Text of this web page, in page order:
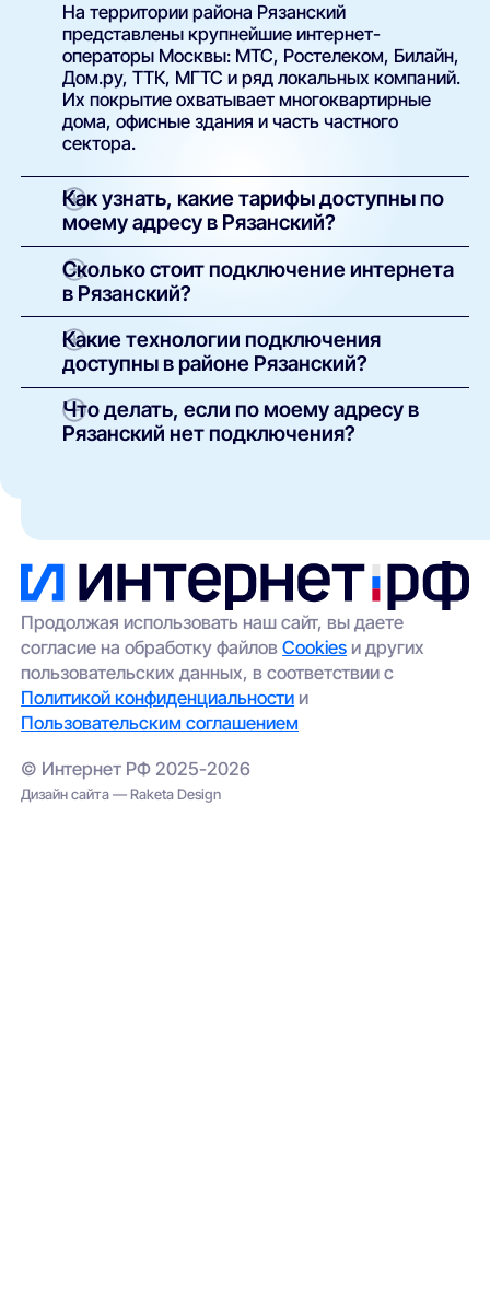
На территории района Рязанский
представлены крупнейшие интернет-
операторы Москвы: МТС, Ростелеком, Билайн,
Дом.ру, ТТК, МГТС и ряд локальных компаний.
Их покрытие охватывает многоквартирные
дома, офисные здания и часть частного
сектора.
Как узнать, какие тарифы доступны по
моему адресу в Рязанский?
Просто введите точный адрес (улицу и номер
дома) в поиске на нашем сайте. Система
покажет полный список доступных интернет-
провайдеров и тарифов с указанием скорости,
стоимости, наличия ТВ и условий подключения.
Сколько стоит подключение интернета
в Рязанский?
У большинства операторов базовое
подключение проводится бесплатно.
Оплачивается только выбранный тариф и, при
необходимости, аренда или покупка
оборудования. Точные условия указаны в
карточке каждого предложения.
Какие технологии подключения
доступны в районе Рязанский?
В зависимости от здания и инфраструктуры
провайдеров могут быть доступны:
оптоволоконный интернет (FTTH/GPON);
особенно актуален для частных домов и
удалённых участков.
Что делать, если по моему адресу в
Рязанский нет подключения?
оставить заявку через наш сайт — мы
передадим её провайдерам;
выбрать альтернативный вариант
(например, беспроводной интернет);
проверить соседние адреса — иногда
сеть проведена в соседнем корпусе.
Продолжая использовать наш сайт, вы даете
согласие на обработку файловCookies и других
пользовательских данных, в соответствии с
Политикой конфиденциальности и
Пользовательским соглашением
© Интернет РФ 2025-2026
Дизайн сайта — Raketa Design